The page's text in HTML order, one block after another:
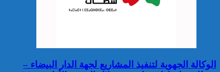
3.5 أطنان من مخدر الشيرا بمعبر
الوكالة الجهوية لتنفيذ المشاريع لجهة الدار البيضاء –